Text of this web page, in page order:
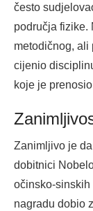
često
područja fizike.
metodičnog, ali
cijenio
koje je
Zanimljivo je
dobitnici
očinsko-sinskih
nagradu dobio